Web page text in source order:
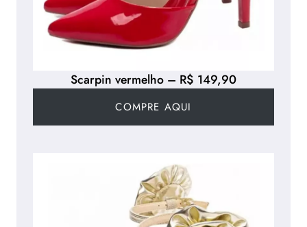
Scarpin vermelho – R$ 149,90
COMPRE AQUI